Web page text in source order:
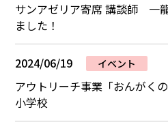
サンアゼリア寄席 講談師 一
ました！
2024/06/19 イベント
アウトリーチ事業「おんがく
小学校